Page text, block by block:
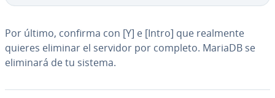
Por último, confirma con [Y] e [Intro] que realmente
quieres eliminar el servidor por completo. MariaDB se
eliminará de tu sistema.